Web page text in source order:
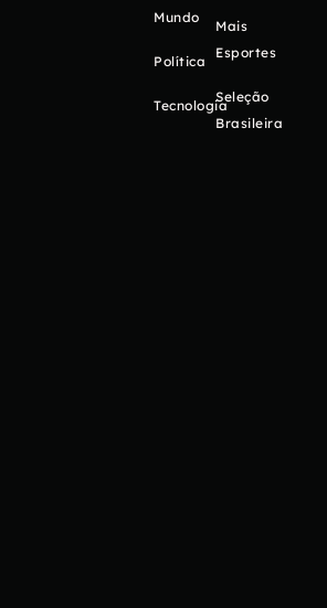
Mundo
Política
Tecnologia
Mais
Esportes
Seleção
Brasileira